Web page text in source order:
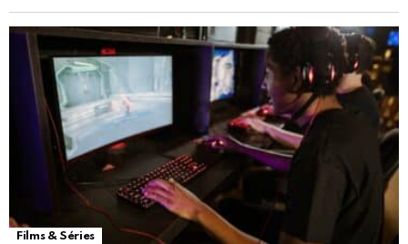
Films & Séries